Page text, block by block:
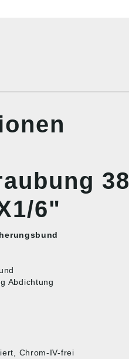
38
6"
Abdichtung
Chrom-IV-frei